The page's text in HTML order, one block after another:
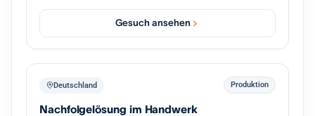
vollständige Übernahme oder eine Mehrheit inklusive
Übernahme der Geschäftsführung. Eine strukturierte
Übergabe im Tempo des bisherigen Inhabers ist
mit einem festen privaten Investorenkreis, der bei
zusätzlichem Bedarf Eigenkapital von bis zu 3 Millionen
Euro bereitstellt. Damit lässt sich eine Übernahme zügig
Gesuch ansehen
Deutschland Produktion
Nachfolgelösung im Handwerk